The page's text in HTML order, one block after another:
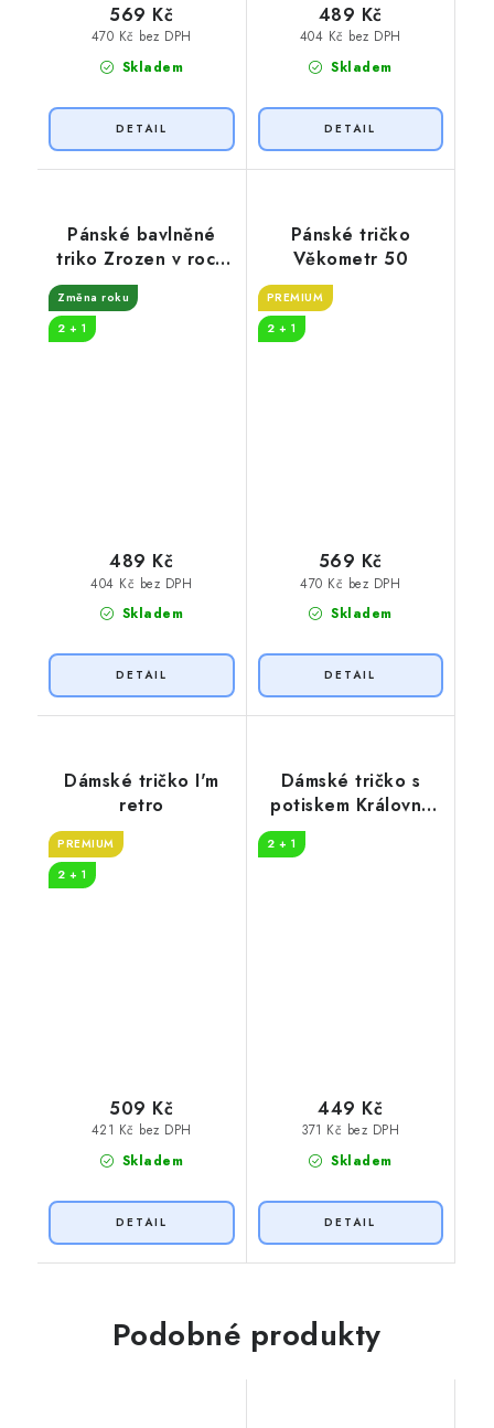
Skladem
470 Kč bez DPH
569 Kč
Skladem
404 Kč bez DPH
489 Kč
Pánské bavlněné
triko Zrozen v roce
1974
Změna roku
2 + 1
Skladem
404 Kč bez DPH
489 Kč
Pánské tričko
Věkometr 50
PREMIUM
2 + 1
Skladem
470 Kč bez DPH
569 Kč
Dámské tričko I'm
retro
PREMIUM
2 + 1
Skladem
421 Kč bez DPH
509 Kč
Dámské tričko s
potiskem Královny
2 + 1
Skladem
371 Kč bez DPH
449 Kč
Podobné produkty